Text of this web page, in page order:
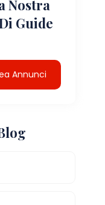
Nostra
Guide
Annunci